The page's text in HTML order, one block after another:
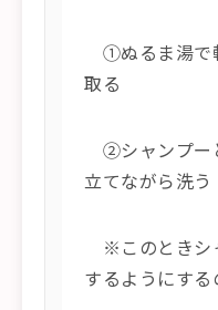
①ぬるま湯で
取る
②シャンプー
立てながら洗う
※このときシ
するようにする